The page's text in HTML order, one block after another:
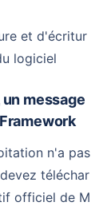
et d'écritur
logiciel
téléchar
officiel de M